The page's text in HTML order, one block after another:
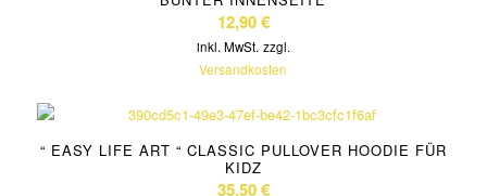
12,90€
inkl. MwSt. zzgl.
Versandkosten
“ EASY LIFE ART “ CLASSIC PULLOVER HOODIE FÜR
KIDZ
35,50€